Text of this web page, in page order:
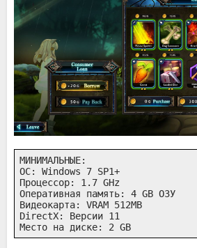
МИНИМАЛЬНЫЕ:
ОС: Windows 7 SP1+
Процессор: 1.7 GHz
Оперативная память: 4 GB ОЗУ
Видеокарта: VRAM 512MB
DirectX: Версии 11
Место на диске: 2 GB